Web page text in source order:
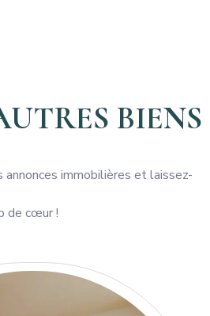
BIENS
immobilières et laissez-
de cœur !